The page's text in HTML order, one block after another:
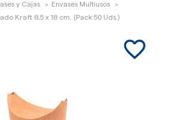
y Cajas
Envases Multiusos
Kraft 8,5 x 18 cm. (Pack 50 Uds.)
favorite_border